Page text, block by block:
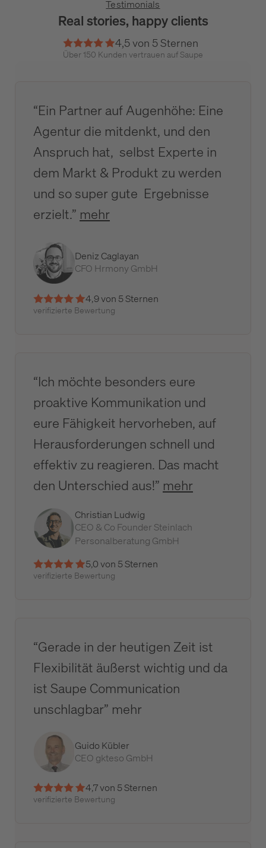
Testimonials
Real stories, happy clients
4,5 von 5 Sternen
Über 150 Kunden vertrauen auf Saupe
“Ein Partner auf Augenhöhe: Eine
Agentur die mitdenkt, und den
Anspruch hat, selbst Experte in
dem Markt & Produkt zu werden
und so super gute Ergebnisse
erzielt.” mehr
Deniz Caglayan
CFO Hrmony GmbH
4,9 von 5 Sternen
verifizierte Bewertung
“Ich möchte besonders eure
proaktive Kommunikation und
eure Fähigkeit hervorheben, auf
Herausforderungen schnell und
effektiv zu reagieren. Das macht
den Unterschied aus!” mehr
Christian Ludwig
CEO & Co Founder Steinlach
Personalberatung GmbH
5,0 von 5 Sternen
verifizierte Bewertung
“Gerade in der heutigen Zeit ist
Flexibilität äußerst wichtig und da
ist Saupe Communication
unschlagbar” mehr
Guido Kübler
CEO gkteso GmbH
4,7 von 5 Sternen
verifizierte Bewertung